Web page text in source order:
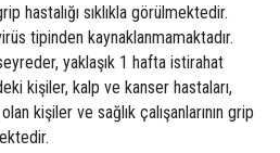
hastalığı sıklıkla görülmektedir.
tipinden kaynaklanmamaktadır.
yaklaşık 1 hafta istirahat
kişiler, kalp ve kanser hastaları,
kişiler ve sağlık çalışanlarının grip